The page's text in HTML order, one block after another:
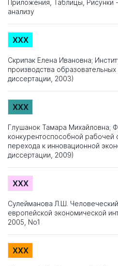
Приложения, Таблицы,
анализу
XXX
Скрипак Елена Ивановна;
производства
диссертации, 2003)
XXX
Глушанок Тамара Михайловна;
конкурентоспособной рабочей
перехода к инновационной
диссертации, 2009)
XXX
Сулейманова Л.Ш.
европейской экономической
2005, No1
XXX